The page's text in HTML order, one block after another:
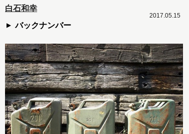
白石和幸
バックナンバー
2017.05.15